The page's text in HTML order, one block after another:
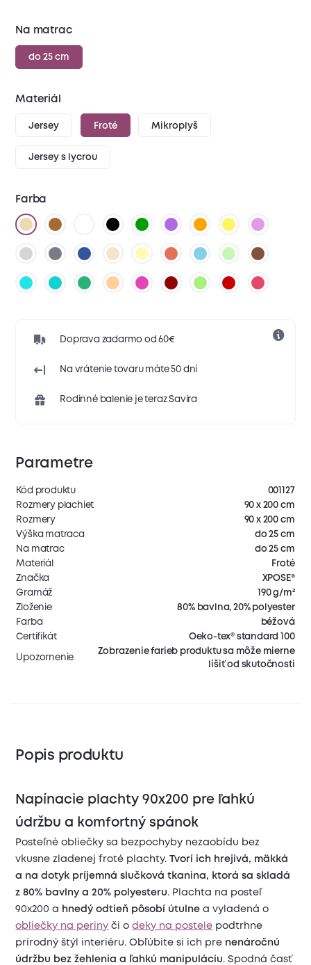
Na matrac
do 25 cm
Materiál
Jersey Froté Mikroplyš
Jersey s lycrou
Farba
Doprava zadarmo od 60€
Na vrátenie tovaru máte 50 dní
Rodinné balenie je teraz Savira
Parametre
Kód produktu
001127
Rozmery plachiet
90 x 200 cm
Rozmery
90 x 200 cm
Výška matraca
do 25 cm
Na matrac
do 25 cm
Materiál
Froté
Značka
XPOSE®
Gramáž
190 g/m²
Zloženie
80% bavlna, 20% polyester
Farba
béžová
Certifikát
Oeko-tex® standard 100
Upozornenie
Zobrazenie farieb produktu sa môže mierne
líšiť od skutočnosti
Popis produktu
Napínacie plachty 90x200 pre ľahkú
údržbu a komfortný spánok
Posteľné obliečky sa bezpochyby nezaobídu bez
vkusne zladenej froté plachty.Tvorí ich hrejivá, mäkká
a na dotyk príjemná slučková tkanina, ktorá sa skladá
z 80% bavlny a 20% polyesteru. Plachta na posteľ
90x200 a hnedý odtieň pôsobí útulnea vyladená o
obliečky na periny či odeky na postele podtrhne
prírodný štýl interiéru. Obľúbite si ich pre nenáročnú
údržbu bez žehlenia a ľahkú manipuláciu. Spodná časť